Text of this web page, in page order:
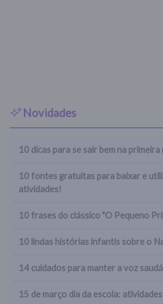
Novidades
10 dicas para se sair bem na
10 fontes gratuitas para baixar e
atividades!
10 frases do clássico "O Pequeno
10 lindas histórias infantis sobre o
14 cuidados para manter a voz
15 de março dia da escola: